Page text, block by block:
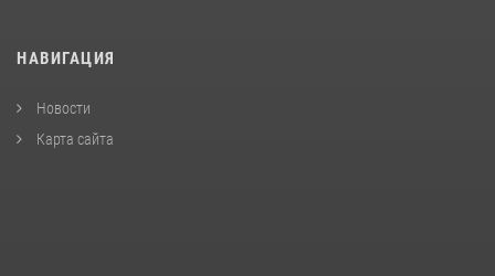
НАВИГАЦИЯ
Новости
Карта сайта